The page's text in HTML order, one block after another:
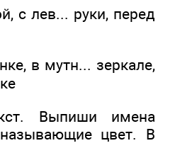
с лев... руки, перед
в мутн... зеркале,
Выпиши имена
называющие цвет. В